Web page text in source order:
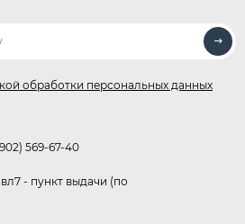
обработки персональных данных
569-67-40
- пункт выдачи (по